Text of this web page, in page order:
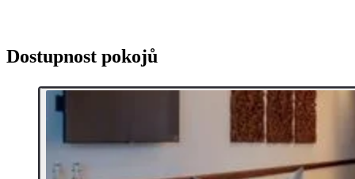
Dostupnost pokojů